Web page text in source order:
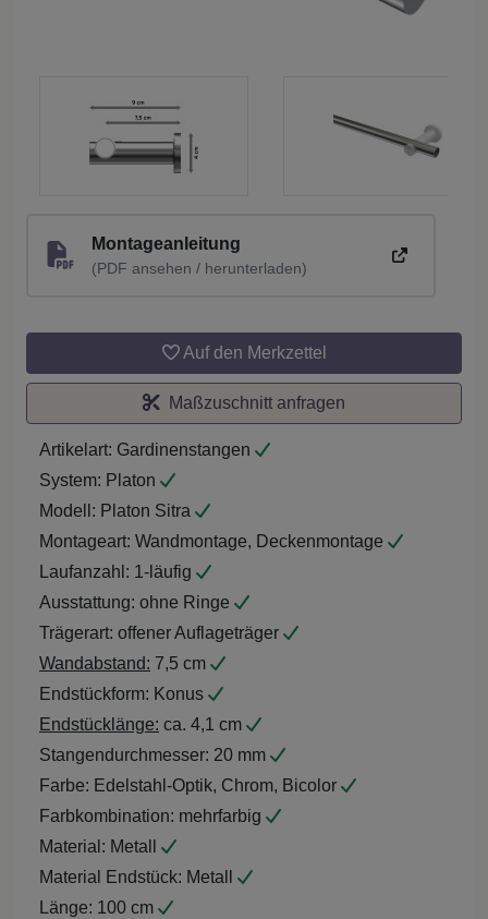
Montageanleitung
(PDF ansehen / herunterladen)
Auf den Merkzettel
Maßzuschnitt anfragen
Artikelart: Gardinenstangen
System: Platon
Modell: Platon Sitra
Montageart: Wandmontage, Deckenmontage
Laufanzahl: 1-läufig
Ausstattung: ohne Ringe
Trägerart: offener Auflageträger
Wandabstand: 7,5 cm
Endstückform: Konus
Endstücklänge: ca. 4,1 cm
Stangendurchmesser: 20 mm
Farbe: Edelstahl-Optik, Chrom, Bicolor
Farbkombination: mehrfarbig
Material: Metall
Material Endstück: Metall
Länge: 100 cm